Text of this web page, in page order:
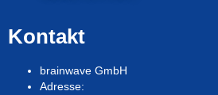
Kontakt
brainwave GmbH
Adresse: